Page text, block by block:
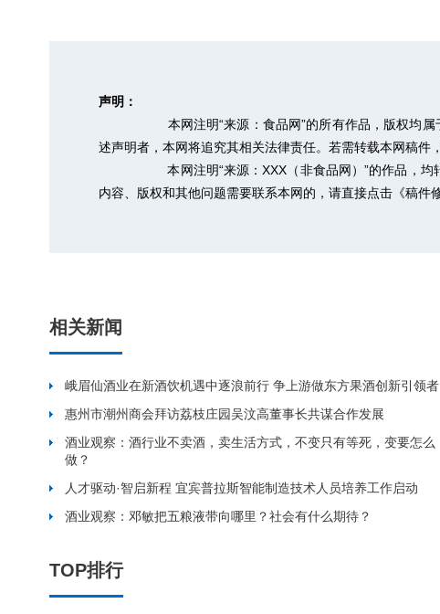
声明：
本网注明“来源：食品网”的所有作品，版权均
述声明者，本网将追究其相关法律责任。若需转载本网稿件
本网注明“来源：XXX（非食品网）”的作品，
内容、版权和其他问题需要联系本网的，请直接点击《稿件
相关新闻
峨眉仙酒业在新酒饮机遇中逐浪前行 争上游做东方果酒创新引领者
惠州市潮州商会拜访荔枝庄园吴汶高董事长共谋合作发展
酒业观察：酒行业不卖酒，卖生活方式，不变只有等死，变要怎么
做？
人才驱动·智启新程 宜宾普拉斯智能制造技术人员培养工作启动
酒业观察：邓敏把五粮液带向哪里？社会有什么期待？
TOP排行